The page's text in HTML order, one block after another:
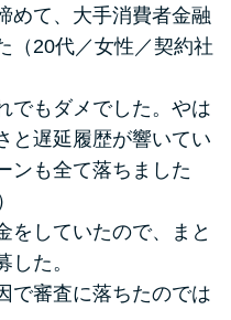
めて、大手消費者金融
（20代／女性／契約社
でもダメでした。やは
と遅延履歴が響いてい
ンも全て落ちました
をしていたので、まと
た。
で審査に落ちたのでは